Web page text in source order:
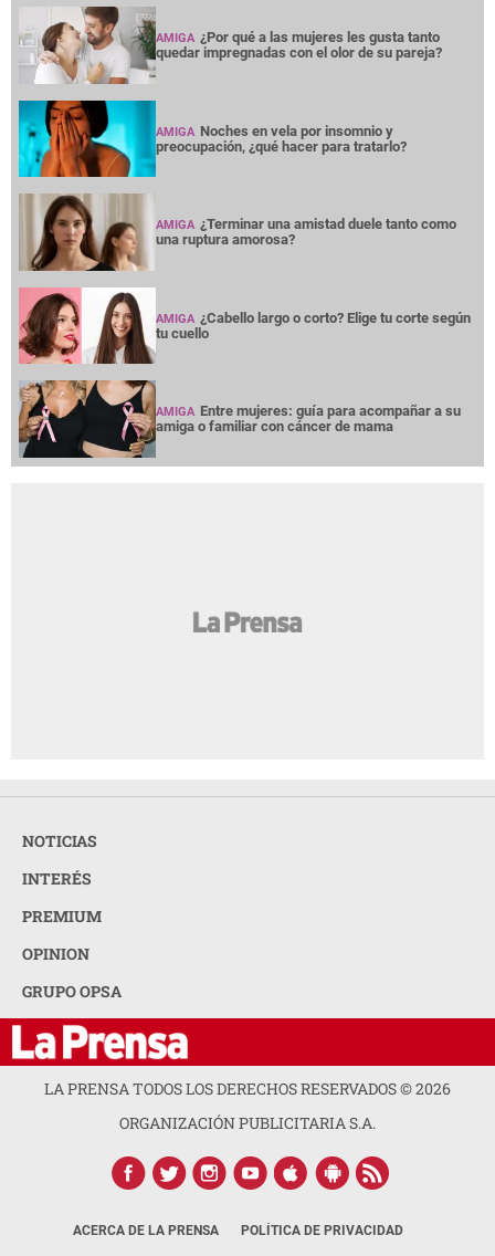
AMIGA ¿Por qué a las mujeres les gusta tanto
quedar impregnadas con el olor de su pareja?
AMIGA Noches en vela por insomnio y
preocupación, ¿qué hacer para tratarlo?
AMIGA ¿Terminar una amistad duele tanto como
una ruptura amorosa?
AMIGA ¿Cabello largo o corto? Elige tu corte según
tu cuello
AMIGA Entre mujeres: guía para acompañar a su
amiga o familiar con cáncer de mama
NOTICIAS
INTERÉS
PREMIUM
OPINION
GRUPO OPSA
LA PRENSA TODOS LOS DERECHOS RESERVADOS ©2026
ORGANIZACIÓN PUBLICITARIA S.A.
ACERCA DE LA PRENSA POLÍTICA DE PRIVACIDAD